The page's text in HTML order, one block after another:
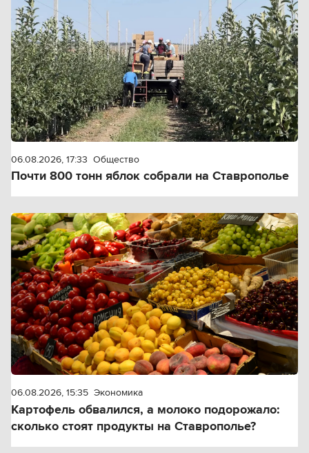
06.08.2026, 17:33 Общество
Почти 800 тонн яблок собрали на Ставрополье
06.08.2026, 15:35 Экономика
Картофель обвалился, а молоко подорожало:
сколько стоят продукты на Ставрополье?